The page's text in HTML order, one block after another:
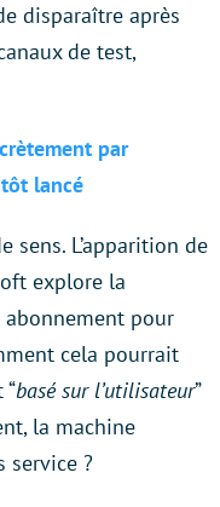
disparaître après
de test,
par
lancé
sens. L’apparition de
explore la
pour
cela pourrait
basé sur l’utilisateur”
la machine
service ?